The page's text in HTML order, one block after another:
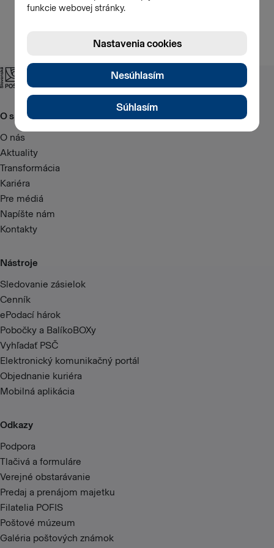
O spoločnosti
O nás
Aktuality
Transformácia
Kariéra
Pre médiá
Napíšte nám
Kontakty
Nástroje
Sledovanie zásielok
Cenník
ePodací hárok
Pobočky a BalíkoBOXy
Vyhľadať PSČ
Elektronický komunikačný portál
Objednanie kuriéra
Mobilná aplikácia
Odkazy
Podpora
Tlačivá a formuláre
Verejné obstarávanie
Predaj a prenájom majetku
Filatelia POFIS
Poštové múzeum
Galéria poštových známok